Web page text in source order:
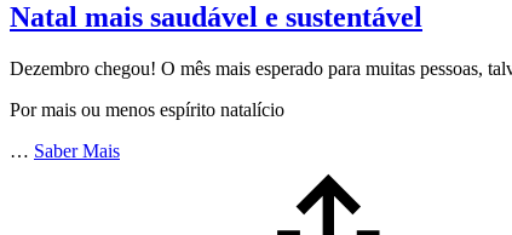
Natal mais saudável e sustentável
Dezembro chegou! O mês mais esperado para muitas pessoas,
Por mais ou menos espírito natalício
… Saber Mais